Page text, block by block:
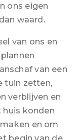
ons eigen
waard.
van ons en
van een
tuin zetten,
verblijven en
huis konden
en om